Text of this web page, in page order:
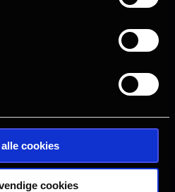
cookies
cookies